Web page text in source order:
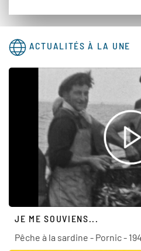
ACTUALITÉS À LA UNE
JE ME SOUVIENS...
Pêche à la sardine - Pornic -